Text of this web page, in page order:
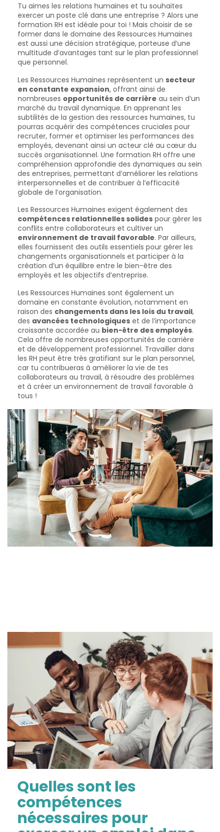
Tu aimes les relations humaines et tu souhaites
exercer un poste clé dans une entreprise ? Alors une
formation RH est idéale pour toi ! Mais choisir de se
former dans le domaine des Ressources Humaines
est aussi une décision stratégique, porteuse d’une
multitude d’avantages tant sur le plan professionnel
que personnel.
Les Ressources Humaines représentent un secteur
en constante expansion, offrant ainsi de
nombreuses opportunités de carrière au sein d’un
marché du travail dynamique. En apprenant les
subtilités de la gestion des ressources humaines, tu
pourras acquérir des compétences cruciales pour
recruter, former et optimiser les performances des
employés, devenant ainsi un acteur clé au cœur du
succès organisationnel. Une formation RH offre une
compréhension approfondie des dynamiques au sein
des entreprises, permettant d’améliorer les relations
interpersonnelles et de contribuer à l’efficacité
globale de l’organisation.
Les Ressources Humaines exigent également des
compétences relationnelles solides pour gérer les
conflits entre collaborateurs et cultiver un
environnement de travail favorable. Par ailleurs,
elles fournissent des outils essentiels pour gérer les
changements organisationnels et participer à la
création d’un équilibre entre le bien-être des
employés et les objectifs d’entreprise.
Les Ressources Humaines sont également un
domaine en constante évolution, notamment en
raison des changements dans les lois du travail,
des avancées technologiques et de l’importance
croissante accordée au bien-être des employés.
Cela offre de nombreuses opportunités de carrière
et de développement professionnel. Travailler dans
les RH peut être très gratifiant sur le plan personnel,
car tu contribueras à améliorer la vie de tes
collaborateurs au travail, à résoudre des problèmes
et à créer un environnement de travail favorable à
tous !
Quelles sont les
compétences
nécessaires pour